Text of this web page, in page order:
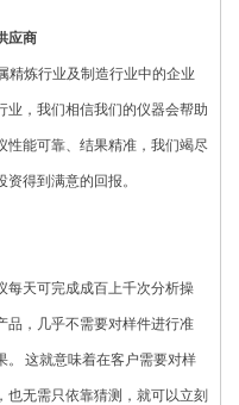
应商
精炼行业及制造行业中的企业
业，我们相信我们的仪器会帮助
性能可靠、结果精准，我们竭尽
得到满意的回报。
每天可完成成百上千次分析操
品，几乎不需要对样件进行准
。 这就意味着在客户需要对样
无需只依靠猜测，就可以立刻